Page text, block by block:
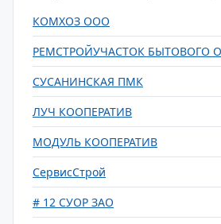
КОМХОЗ ООО
РЕМСТРОЙУЧАСТОК БЫТОВОГО
СУСАНИНСКАЯ ПМК
ЛУЧ КООПЕРАТИВ
МОДУЛЬ КООПЕРАТИВ
СервисСтрой
# 12 СУОР ЗАО